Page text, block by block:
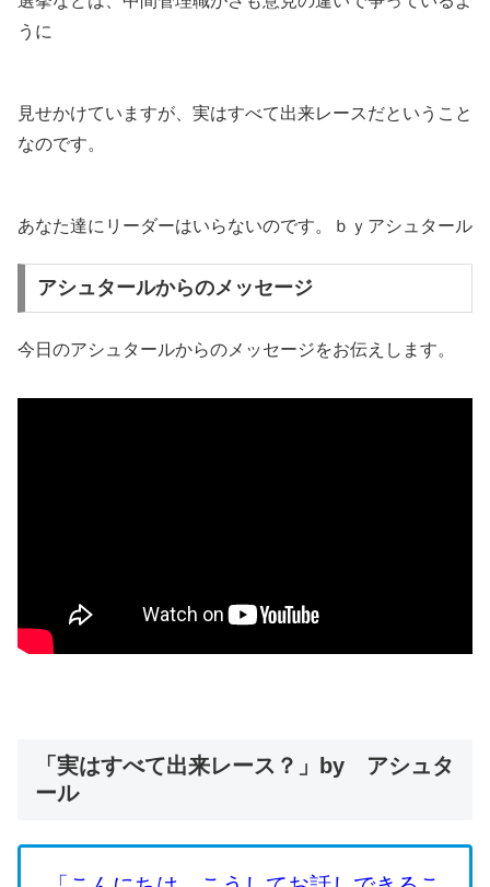
うに
見せかけていますが、実はすべて出来レースだということ
なのです。
あなた達にリーダーはいらないのです。ｂｙアシュタール
アシュタールからのメッセージ
今日のアシュタールからのメッセージをお伝えします。
「実はすべて出来レース？」by アシュタ
ール